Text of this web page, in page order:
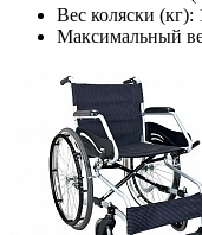
Вес коляски (кг):
Максимальный